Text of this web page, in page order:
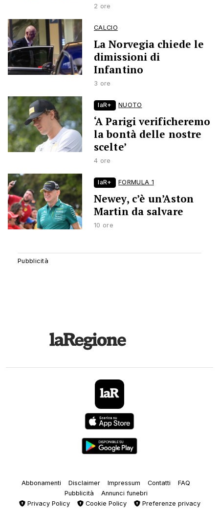
2 ore
CALCIO
La Norvegia chiede le
dimissioni di
Infantino
3 ore
laR+ NUOTO
‘A Parigi verificheremo
la bontà delle nostre
scelte’
4 ore
laR+ FORMULA 1
Newey, c’è un’Aston
Martin da salvare
10 ore
Abbonamenti Disclaimer Impressum Contatti
FAQ
Pubblicità
Annunci funebri
Privacy Policy
Cookie Policy Preferenze privacy